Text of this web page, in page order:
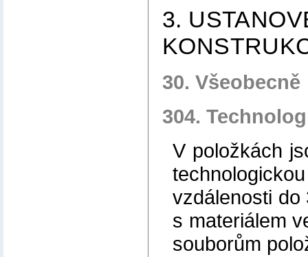
3.
30. Všeobecně
304.
V položkách
vzdálenosti do
s materiálem
souborům